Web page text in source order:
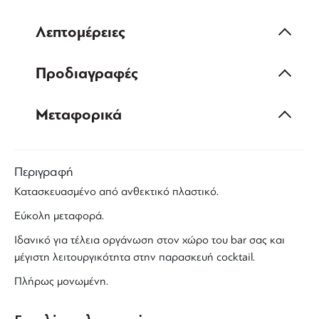
Λεπτομέρειες
Προδιαγραφές
Μεταφορικά
Περιγραφή
Κατασκευασμένο από ανθεκτικό πλαστικό.
Εύκολη μεταφορά.
Ιδανικό για τέλεια οργάνωση στον χώρο του bar σας και
μέγιστη λειτουργικότητα στην παρασκευή cocktail.
Πλήρως μονωμένη.